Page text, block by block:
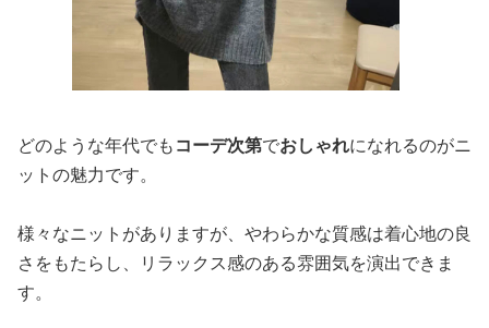
どのような年代でもコーデ次第でおしゃれになれるのがニ
ットの魅力です。
様々なニットがありますが、やわらかな質感は着心地の良
さをもたらし、リラックス感のある雰囲気を演出できま
す。